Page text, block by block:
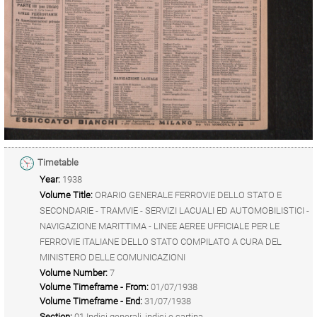
Timetable
Year: 1938
Volume Title: ORARIO GENERALE FERROVIE DELLO STATO E
SECONDARIE - TRAMVIE - SERVIZI LACUALI ED AUTOMOBILISTICI -
NAVIGAZIONE MARITTIMA - LINEE AEREE UFFICIALE PER LE
FERROVIE ITALIANE DELLO STATO COMPILATO A CURA DEL
MINISTERO DELLE COMUNICAZIONI
Volume Number: 7
Volume Timeframe - From: 01/07/1938
Volume Timeframe - End: 31/07/1938